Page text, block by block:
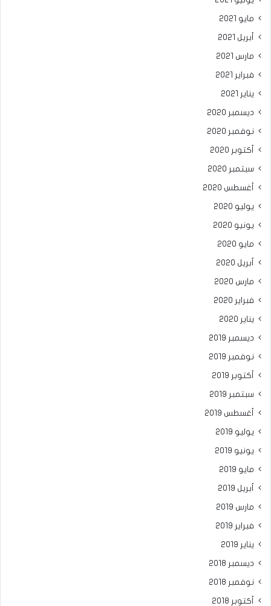
مايو 2021
أبريل 2021
مارس 2021
فبراير 2021
يناير 2021
ديسمبر 2020
نوفمبر 2020
أكتوبر 2020
سبتمبر 2020
أغسطس 2020
يوليو 2020
يونيو 2020
مايو 2020
أبريل 2020
مارس 2020
فبراير 2020
يناير 2020
ديسمبر 2019
نوفمبر 2019
أكتوبر 2019
سبتمبر 2019
أغسطس 2019
يوليو 2019
يونيو 2019
مايو 2019
أبريل 2019
مارس 2019
فبراير 2019
يناير 2019
ديسمبر 2018
نوفمبر 2018
أكتوبر 2018